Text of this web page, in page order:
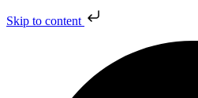
Skip to content